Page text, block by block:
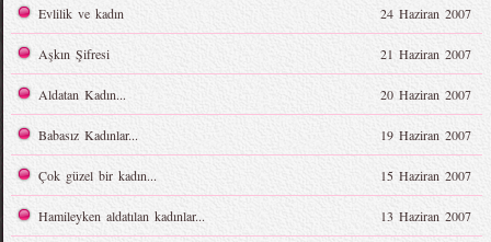
Evlilik ve kadın 24 Haziran 2007
Aşkın Şifresi 21 Haziran 2007
Aldatan Kadın... 20 Haziran 2007
Babasız Kadınlar... 19 Haziran 2007
Çok güzel bir kadın... 15 Haziran 2007
Hamileyken aldatılan kadınlar... 13 Haziran 2007